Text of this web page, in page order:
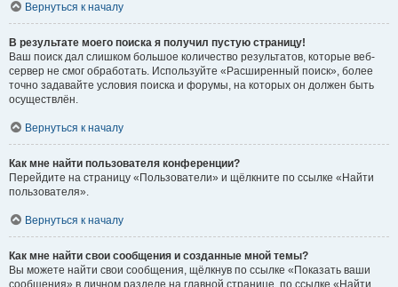
Вернуться к началу
В результате моего поиска я получил пустую страницу!
Ваш поиск дал слишком большое количество результатов, которые веб-
сервер не смог обработать. Используйте «Расширенный поиск», более
точно задавайте условия поиска и форумы, на которых он должен быть
осуществлён.
Вернуться к началу
Как мне найти пользователя конференции?
Перейдите на страницу «Пользователи» и щёлкните по ссылке «Найти
пользователя».
Вернуться к началу
Как мне найти свои сообщения и созданные мной темы?
Вы можете найти свои сообщения, щёлкнув по ссылке «Показать ваши